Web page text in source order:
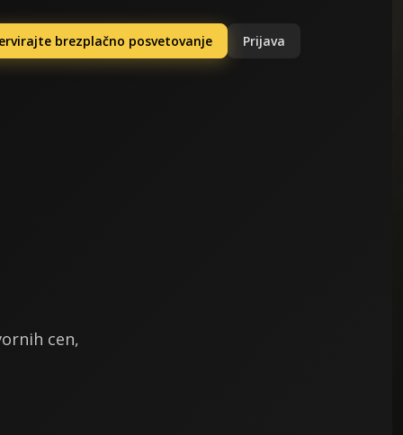
brezplačno posvetovanje Prijava
cen,